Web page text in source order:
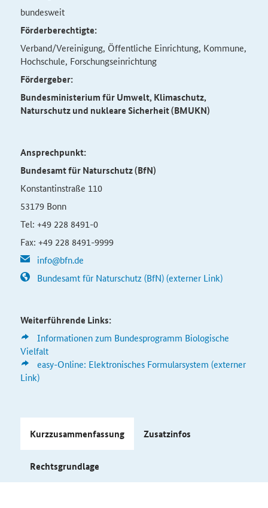
bundesweit
Förderberechtigte:
Verband/Vereinigung, Öffentliche Einrichtung, Kommune,
Hochschule, Forschungseinrichtung
Fördergeber:
Bundesministerium für Umwelt, Klimaschutz,
Naturschutz und nukleare Sicherheit (BMUKN)
Ansprechpunkt:
Bundesamt für Naturschutz (BfN)
Konstantinstraße 110
53179 Bonn
Tel: +49 228 8491-0
Fax: +49 228 8491-9999
info@bfn.de
Bundesamt für Naturschutz (BfN) (externer Link)
Weiterführende Links:
Informationen zum Bundesprogramm Biologische
Vielfalt
easy-Online: Elektronisches Formularsystem (externer
Link)
Kurzzusammenfassung Zusatzinfos
Rechtsgrundlage